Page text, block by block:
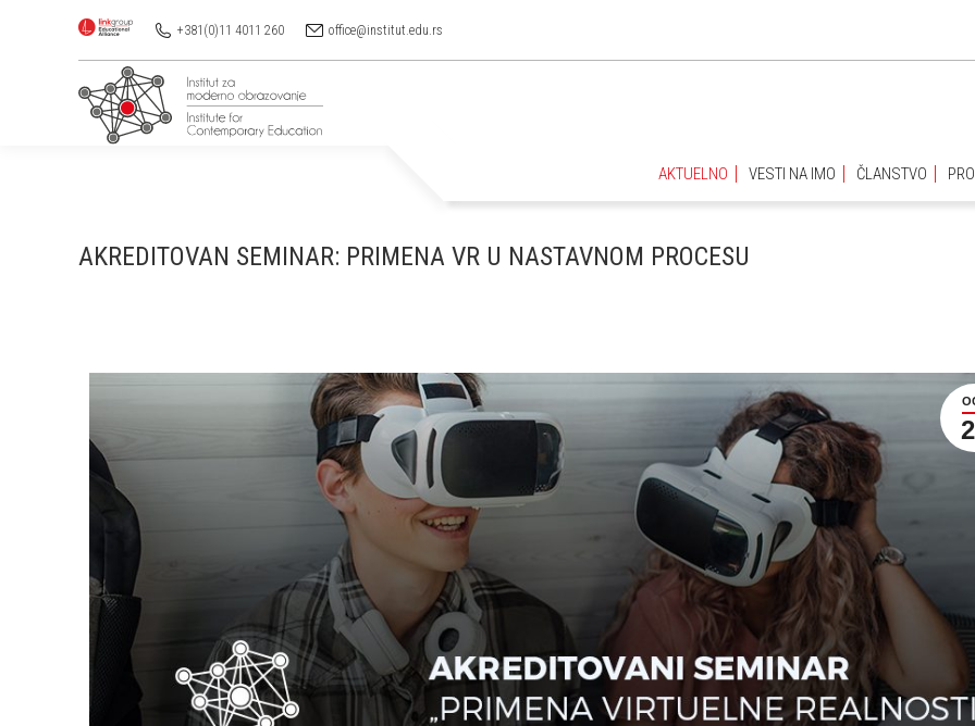
+381(0)11 4011 260 office@institut.edu.rs
AKTUELNO VESTI NA IMO ČLANSTVO
AKREDITOVAN SEMINAR: PRIMENA VR U NASTAVNOM PROCESU